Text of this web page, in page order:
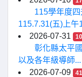
115學年度
115.7.31(五)上午
2026-07-31
彰化縣太平
以及各年級導師...
2026-07-09
41